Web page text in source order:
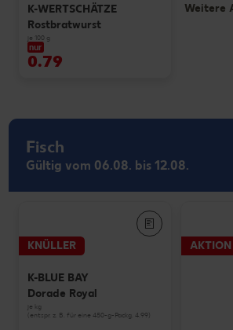
K-WERTSCHÄTZE
Rostbratwurst
je 100 g
nur
0.79
Weitere
Fisch
Gültig vom 06.08. bis 12.08.
KNÜLLER
K-BLUE BAY
Dorade Royal
je kg
(entspr. z. B. für eine 450-g-Packg. 4.99)
AKTION